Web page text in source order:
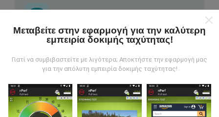
Από πού προέρχονται τα δεδομένα;
Τα δεδομένα συλλέγονται από δοκιμές που
nPerf. Αυτές είναι οι δοκιμές που διεξάγονται σε
πραγματικές συνθήκες, απευθείας στο πεδίο. Αν
θέλετε να συμμετάσχετε επίσης, το μόνο που έχετε
Μεταβείτε στην εφαρμογή για την καλύτερη
εμπειρία δοκιμής ταχύτητας!
Γιατί να συμβιβαστείτε με λιγότερα; Αποκτήστε την εφαρμογή μας
για την απόλυτη εμπειρία δοκιμής ταχύτητας!